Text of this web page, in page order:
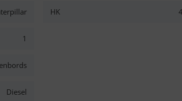
HK
1
Diesel